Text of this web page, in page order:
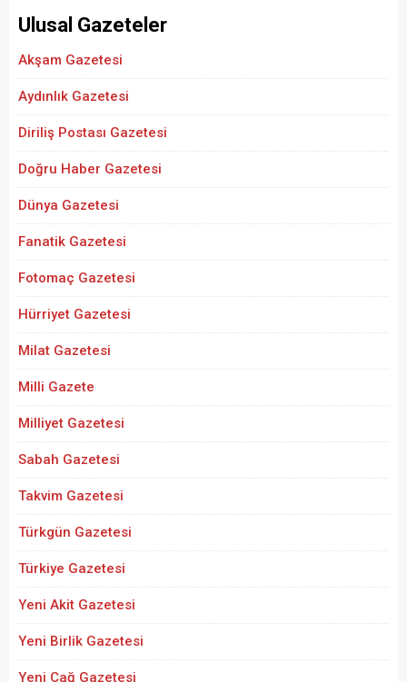
Ulusal Gazeteler
Akşam Gazetesi
Aydınlık Gazetesi
Diriliş Postası Gazetesi
Doğru Haber Gazetesi
Dünya Gazetesi
Fanatik Gazetesi
Fotomaç Gazetesi
Hürriyet Gazetesi
Milat Gazetesi
Milli Gazete
Milliyet Gazetesi
Sabah Gazetesi
Takvim Gazetesi
Türkgün Gazetesi
Türkiye Gazetesi
Yeni Akit Gazetesi
Yeni Birlik Gazetesi
Yeni Çağ Gazetesi